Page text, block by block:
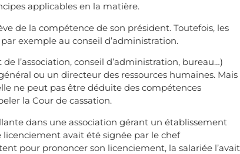
applicables en la matière.
de la compétence de son président. Toutefois, les
exemple au conseil d’administration.
l’association, conseil d’administration, bureau…)
ou un directeur des ressources humaines. Mais
ne peut pas être déduite des compétences
la Cour de cassation.
dans une association gérant un établissement
avait été signée par le chef
pour prononcer son licenciement, la salariée l’avait